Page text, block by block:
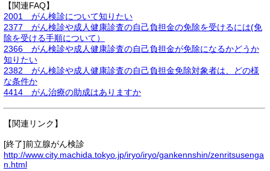
【関連FAQ】
2001 がん検診について知りたい
2377 がん検診や成人健康診査の自己負担金の免除を受けるには(免
除を受ける手順について）
2366 がん検診や成人健康診査の自己負担金が免除になるかどうか
知りたい
2382 がん検診や成人健康診査の自己負担金免除対象者は、どの様
な条件か
4414 がん治療の助成はありますか
【関連リンク】
[終了]前立腺がん検診
http://www.city.machida.tokyo.jp/iryo/iryo/gankennshin/zenritsusenga
n.html